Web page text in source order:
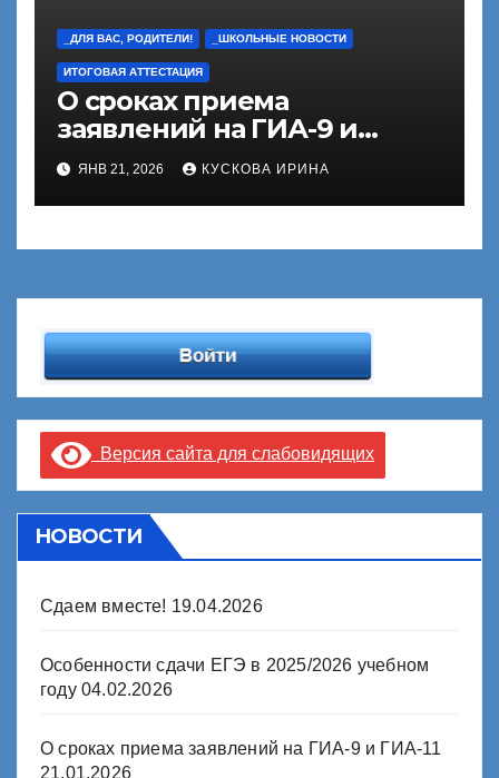
_ДЛЯ ВАС, РОДИТЕЛИ! _ШКОЛЬНЫЕ НОВОСТИ
ИТОГОВАЯ АТТЕСТАЦИЯ
О сроках приема
заявлений на ГИА-9 и
ГИА-11
ЯНВ 21, 2026 КУСКОВА ИРИНА
Версия сайта для слабовидящих
НОВОСТИ
Сдаем вместе! 19.04.2026
Особенности сдачи ЕГЭ в 2025/2026 учебном
году 04.02.2026
О сроках приема заявлений на ГИА-9 и ГИА-11
21.01.2026